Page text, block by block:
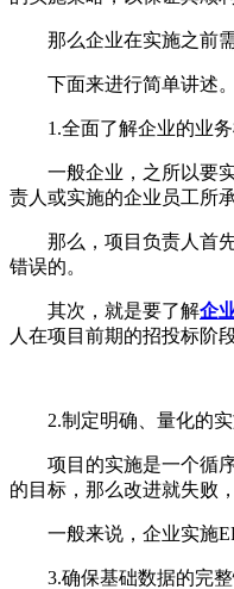
那么企业在实施之前需
下面来进行简单讲述。
1.全面了解企业的业务
一般企业，之所以要实
责人或实施的企业员工所承
那么，项目负责人首先
错误的。
其次，就是要了解企
人在项目前期的招投标阶
2.制定明确、量化的实
项目的实施是一个循序
的目标，那么改进就失败
一般来说，企业实施
3.确保基础数据的完整